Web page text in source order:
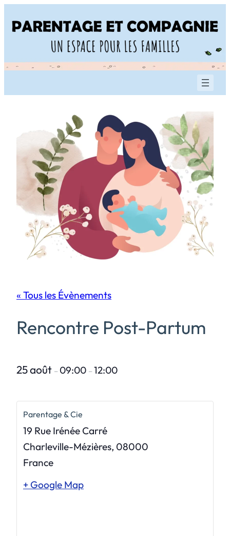
« Tous les Évènements
Rencontre Post-Partum
25 août – 09:00 – 12:00
Parentage & Cie
19 Rue Irénée Carré
Charleville-Mézières, 08000
France
+ Google Map